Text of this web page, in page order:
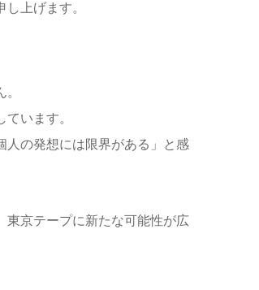
上げます。
います。
人の発想には限界がある」と感
東京テープに新たな可能性が広